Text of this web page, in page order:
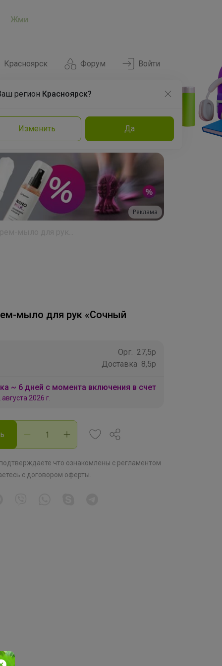
Жми
Форум
Красноярск
регион Красноярск?
Изменить Да
Войти
Команда Эксперты
Реклама
Новинка
мыло для рук «Сочный
Орг. 27,5р
Доставка 8,5р
~ 6 дней с момента включения в счет
2026 г.
что ознакомлены с регламентом
с договором оферты